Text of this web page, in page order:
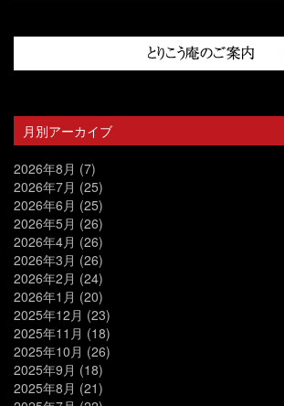
月別アーカイブ
2026年8月 (7)
2026年7月 (25)
2026年6月 (25)
2026年5月 (26)
2026年4月 (26)
2026年3月 (26)
2026年2月 (24)
2026年1月 (20)
2025年12月 (23)
2025年11月 (18)
2025年10月 (26)
2025年9月 (18)
2025年8月 (21)